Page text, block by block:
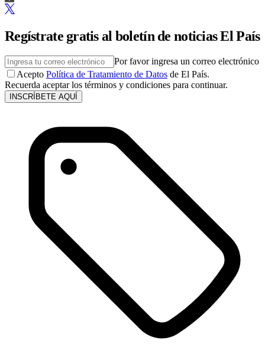
Regístrate gratis al boletín de noticias El País
Por favor ingresa un correo electrónico
Acepto Política de Tratamiento de Datos de El País.
Recuerda aceptar los términos y condiciones para continuar.
INSCRÍBETE AQUÍ